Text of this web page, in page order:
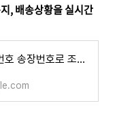
, 배송상황을 실시간
우체국 택배 조회 등기번호 송장번호로 조회하기